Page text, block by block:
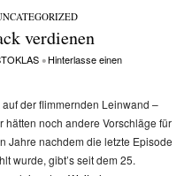
verdienen
• Hinterlasse einen
der flimmernden Leinwand –
noch andere Vorschläge für
Jahre nachdem die letzte Episode
wurde, gibt’s seit dem 25.